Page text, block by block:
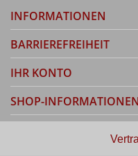
INFORMATIONEN
BARRIEREFREIHEIT
IHR KONTO
SHOP-INFORMATIONEN